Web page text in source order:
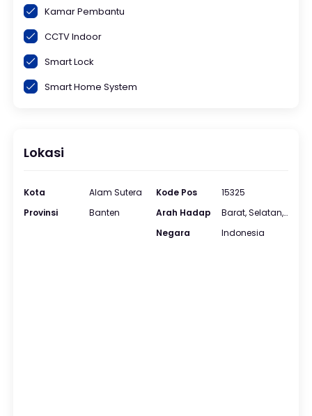
Kamar Pembantu
CCTV Indoor
Smart Lock
Smart Home System
Lokasi
Kota
Alam Sutera
Provinsi
Banten
Kode Pos
15325
Arah Hadap
Barat, Selatan, Utara, Timur
Negara
Indonesia